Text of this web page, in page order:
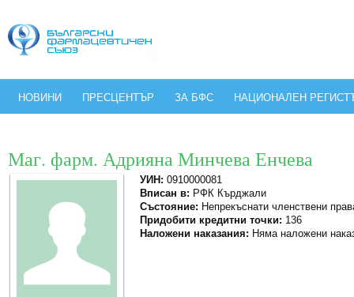
НОВИНИ ПРЕСЦЕНТЪР ЗА БФС НАЦИОНАЛЕН
Маг. фарм. Адрияна Минчева Енчева
УИН: 0910000081
Вписан в: РФК Кърджали
Състояние: Непрекъснати членствени
Придобити кредитни точки: 136
Наложени наказания: Няма наложени